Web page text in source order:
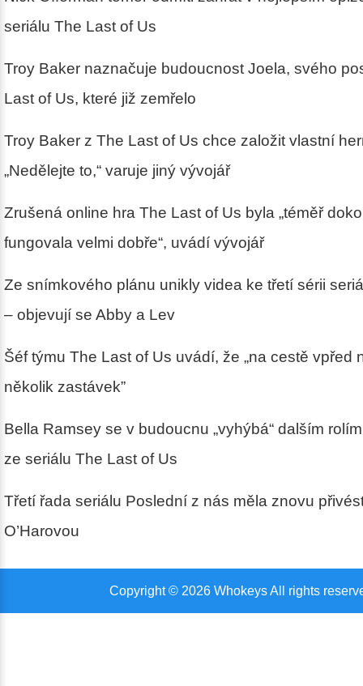
seriálu The Last of Us
Troy Baker naznačuje budoucnost Joela, svého
Last of Us, které již zemřelo
Troy Baker z The Last of Us chce založit vlastní
„Nedělejte to,“ varuje jiný vývojář
Zrušená online hra The Last of Us byla „téměř
fungovala velmi dobře“, uvádí vývojář
Ze snímkového plánu unikly videa ke třetí sérii
– objevují se Abby a Lev
Šéf týmu The Last of Us uvádí, že „na cestě vpřed
několik zastávek”
Bella Ramsey se v budoucnu „vyhýbá“ dalším
ze seriálu The Last of Us
Třetí řada seriálu Poslední z nás měla znovu
O’Harovou
Copyright © 2026 Whokeys All rights